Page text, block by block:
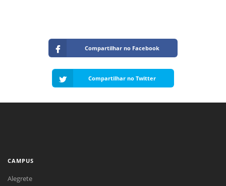
Compartilhar no Facebook
Compartilhar no Twitter
CAMPUS
Alegrete